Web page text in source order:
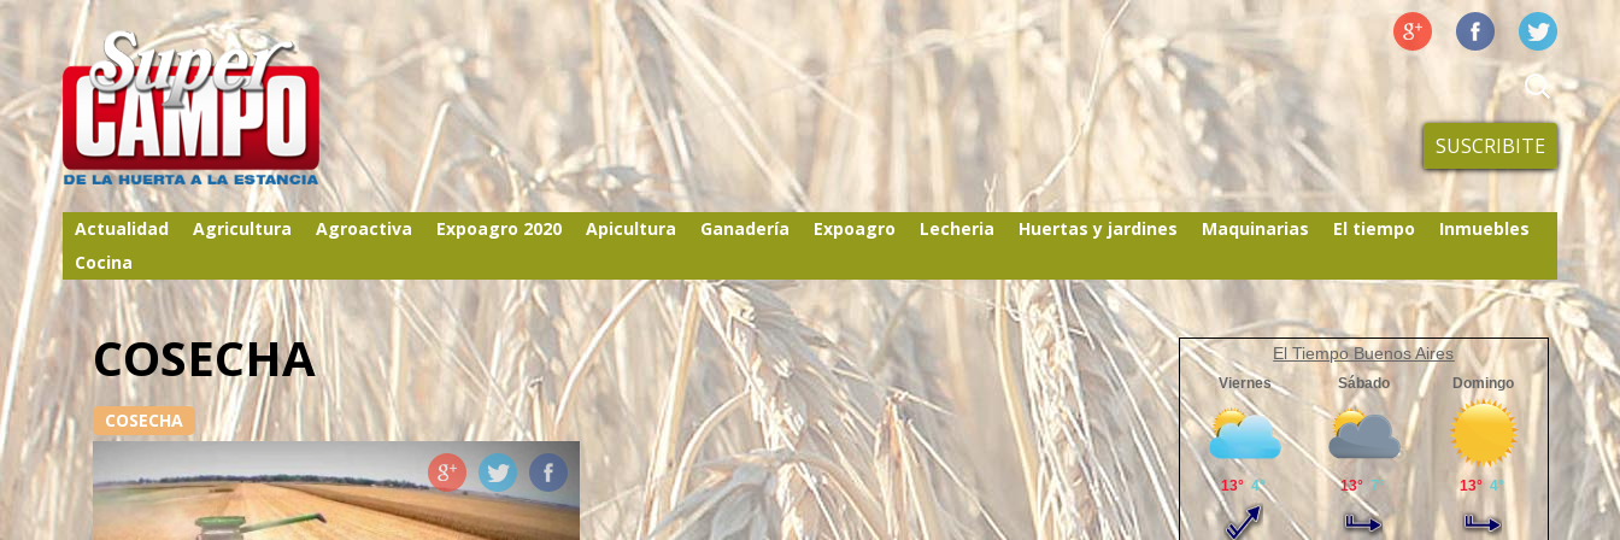
SUSCRIBITE
Actualidad Agricultura Agroactiva Expoagro 2020 Apicultura Ganadería Expoagro Lecheria Huertas y jardines Maquinarias El tiempo
Inmuebles
Cocina
COSECHA
COSECHA
El Tiempo Buenos Aires